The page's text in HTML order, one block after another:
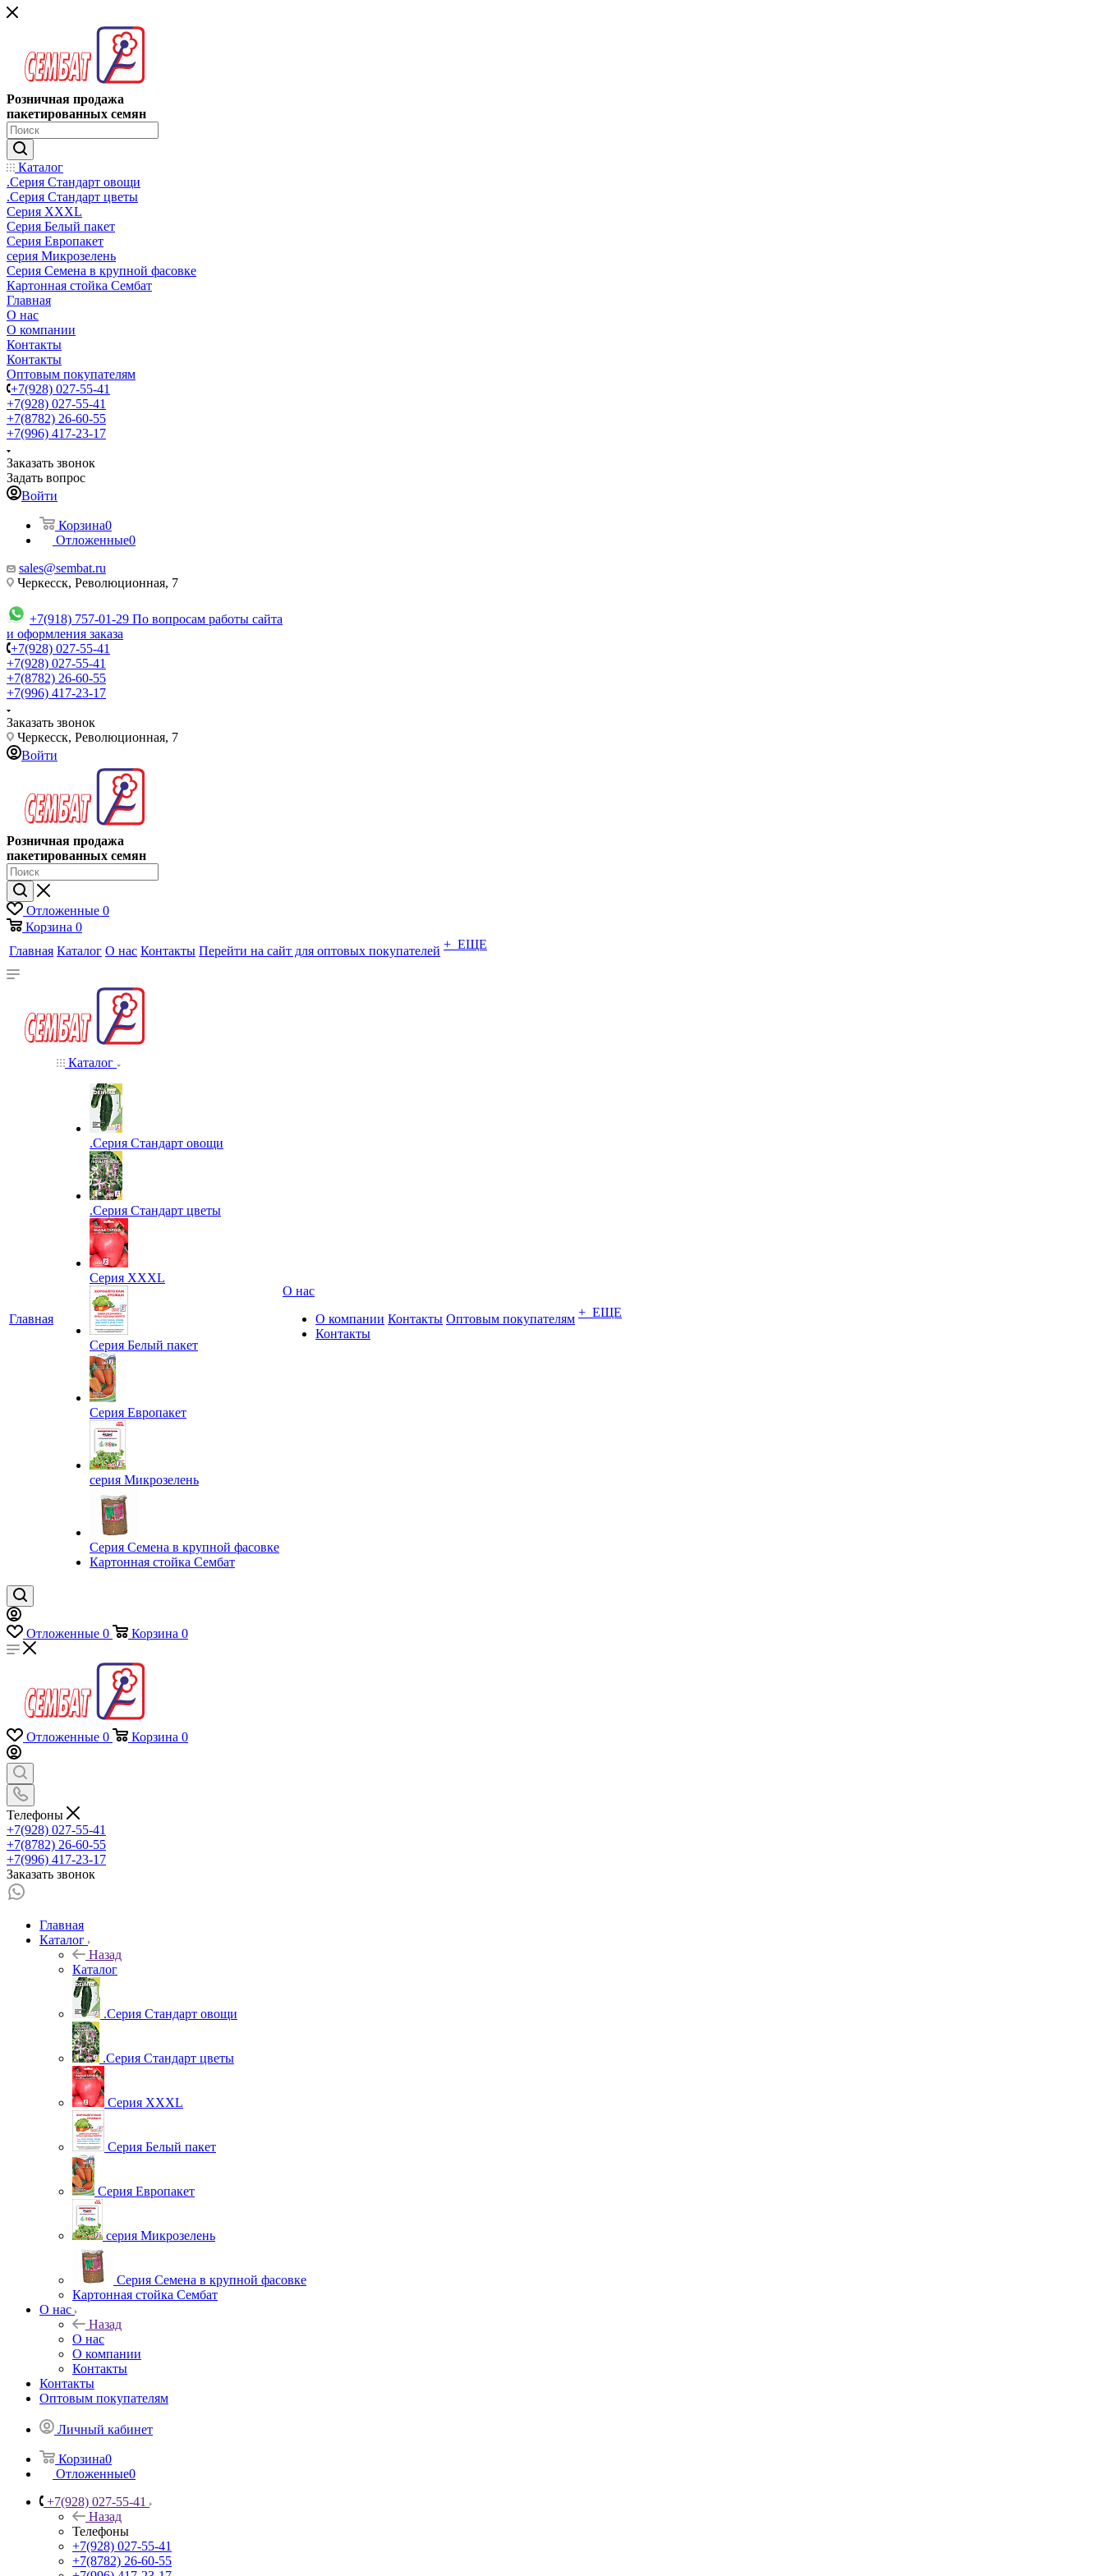
Розничная продажа
пакетированных семян
Каталог
.Серия Стандарт овощи
.Серия Стандарт цветы
Серия XXXL
Серия Белый пакет
Серия Европакет
серия Микрозелень
Серия Семена в крупной фасовке
Картонная стойка Сембат
Главная
О нас
О компании
Контакты
Контакты
Оптовым покупателям
+7(928) 027-55-41
+7(928) 027-55-41
+7(8782) 26-60-55
+7(996) 417-23-17
Заказать звонок
Задать вопрос
Войти
Корзина0
Отложенные0
sales@sembat.ru
Черкесск, Революционная, 7
+7(918) 757-01-29 По вопросам работы сайта
и оформления заказа
+7(928) 027-55-41
+7(928) 027-55-41
+7(8782) 26-60-55
+7(996) 417-23-17
Заказать звонок
Черкесск, Революционная, 7
Войти
Розничная продажа
пакетированных семян
Отложенные 0
Корзина 0
Главная Каталог О нас Контакты Перейти на сайт для оптовых покупателей + ЕЩЕ
Главная
Каталог
.Серия Стандарт овощи
.Серия Стандарт цветы
Серия XXXL
Серия Белый пакет
Серия Европакет
серия Микрозелень
Серия Семена в крупной фасовке
Картонная стойка Сембат
О нас
О компании
Контакты
Контакты Оптовым покупателям + ЕЩЕ
Отложенные 0 Корзина 0
Отложенные 0 Корзина 0
Телефоны
+7(928) 027-55-41
+7(8782) 26-60-55
+7(996) 417-23-17
Заказать звонок
Главная
Каталог
Назад
Каталог
.Серия Стандарт овощи
.Серия Стандарт цветы
Серия XXXL
Серия Белый пакет
Серия Европакет
серия Микрозелень
Серия Семена в крупной фасовке
Картонная стойка Сембат
О нас
Назад
О нас
О компании
Контакты
Контакты
Оптовым покупателям
Личный кабинет
Корзина0
Отложенные0
+7(928) 027-55-41
Назад
Телефоны
+7(928) 027-55-41
+7(8782) 26-60-55